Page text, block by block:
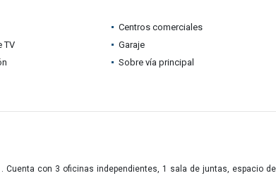
Centros comerciales
TV
Garaje
Sobre vía principal
con 3 oficinas independientes, 1 sala de juntas, espacio